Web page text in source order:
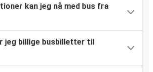
kan jeg nå med bus fra
jeg billige busbilletter til